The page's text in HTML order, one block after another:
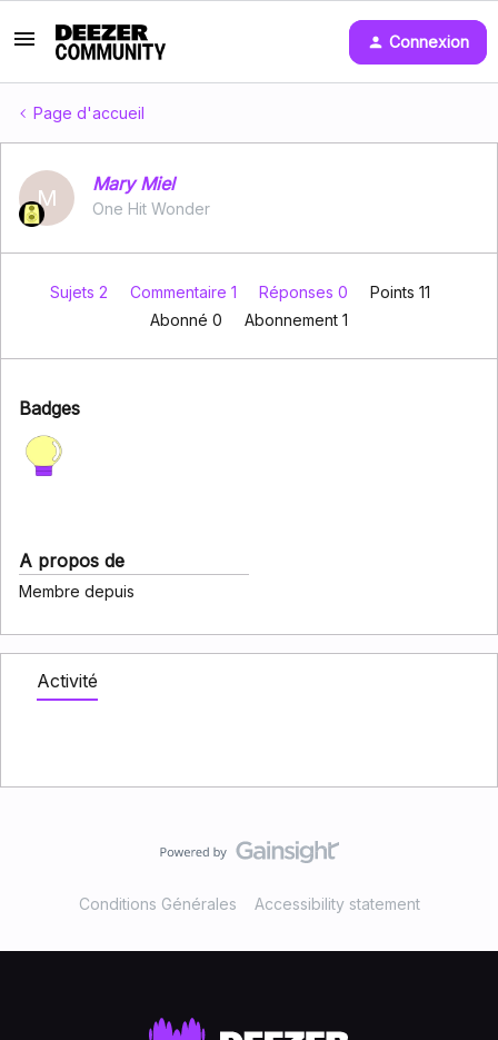
Connexion
Page d'accueil
M
Mary Miel
One Hit Wonder
Sujets 2 Commentaire 1 Réponses 0
Points 11
Abonné 0 Abonnement 1
Badges
A propos de
Membre depuis
Activité
Conditions Générales Accessibility statement